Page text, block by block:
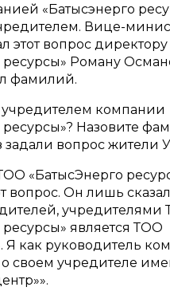
«Батысэнерго
Вице-
этот вопрос
Роману
фамилий.
учредителем компании
ресурсы»? Назовите
задали вопрос жители
«БатысЭнерго
вопрос. Он лишь
учредителями
является ТОО
Я как руководитель
своем учредителе